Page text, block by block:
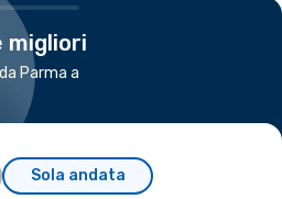
migliori
Parma a
Sola andata